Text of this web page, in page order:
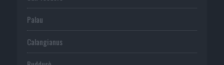
Palau
Calangianus